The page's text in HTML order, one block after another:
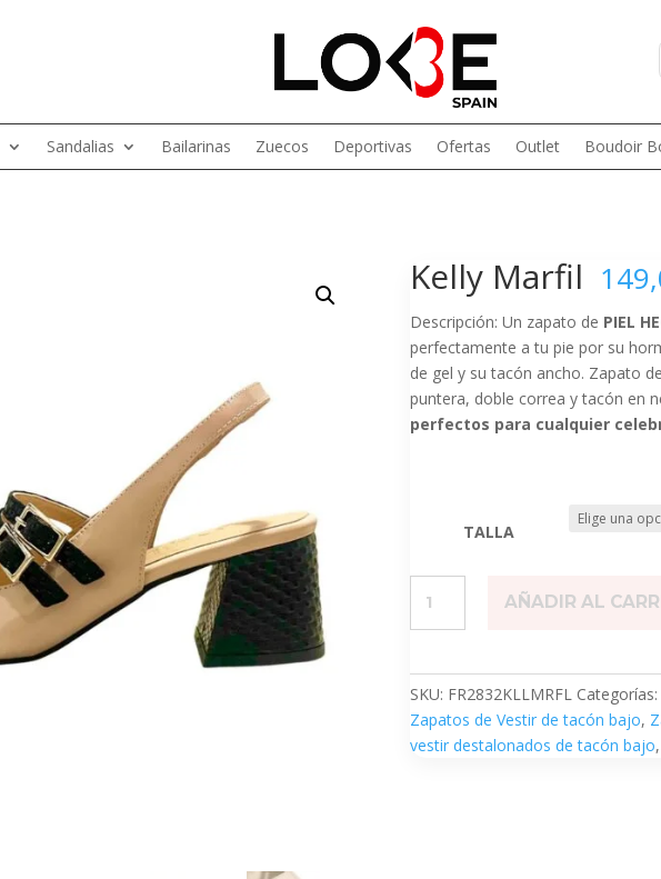
Sandalias Bailarinas Zuecos Deportivas Ofertas Outlet Boudoir
Kelly Marfil
Descripción: Un zapato de PIEL
perfectamente a tu pie por su
de gel y su tacón ancho. Zapato
puntera, doble correa y tacón en
perfectos para cualquier
TALLA
Marfil
AÑADIR AL
SKU: FR2832KLLMRFL Categorías:
Zapatos de Vestir de tacón bajo,
vestir destalonados de tacón bajo,